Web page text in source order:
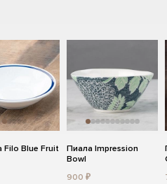
Filo Blue Fruit
Пиала Impression
Bowl
900 ₽